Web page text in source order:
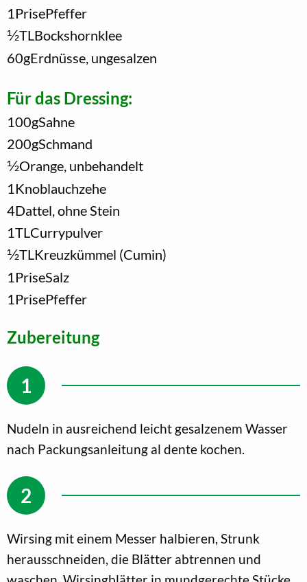
1 PrisePfeffer
1/2TL Bockshornklee
60gErdnüsse, ungesalzen
Für das Dressing:
100gSahne
200gSchmand
1/2Orange, unbehandelt
1 Knoblauchzehe
4Dattel, ohne Stein
1TL Currypulver
1/2TL Kreuzkümmel (Cumin)
1 PriseSalz
1 PrisePfeffer
Zubereitung
Nudeln in ausreichend leicht gesalzenem Wasser
nach Packungsanleitung al dente kochen.
Wirsing mit einem Messer halbieren, Strunk
herausschneiden, die Blätter abtrennen und